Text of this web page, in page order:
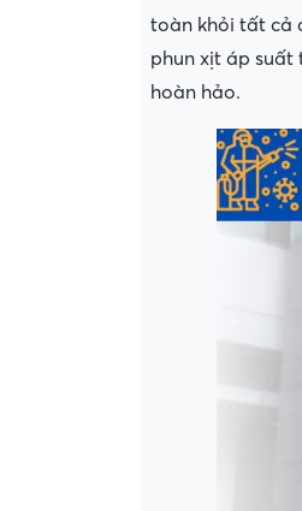
toàn khỏi tất cả
phun xịt áp suất
hoàn hảo.